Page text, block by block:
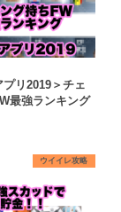
プリ2019＞チェ
最強ランキング
ウイイレ攻略